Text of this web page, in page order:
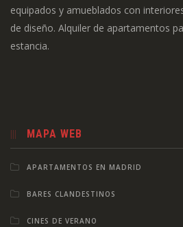
equipados y amueblados con
de diseño. Alquiler de apartamentos
estancia.
MAPA WEB
APARTAMENTOS EN MADRID
BARES CLANDESTINOS
CINES DE VERANO